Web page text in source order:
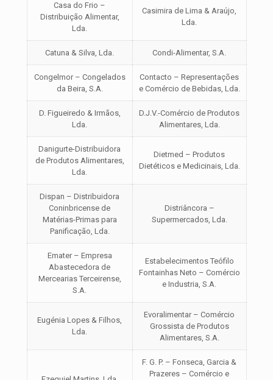
Casa do Frio –
Distribuição Alimentar,
Lda.
Casimira de Lima & Araújo,
Lda.
Catuna & Silva, Lda. Condi-Alimentar, S.A.
Congelmor – Congelados
da Beira, S.A.
Contacto – Representações
e Comércio de Bebidas, Lda.
D. Figueiredo & Irmãos,
Lda.
D.J.V.-Comércio de Produtos
Alimentares, Lda.
Danigurte-Distribuidora
de Produtos Alimentares,
Lda.
Dietmed – Produtos
Dietéticos e Medicinais, Lda.
Dispan – Distribuidora
Coninbricense de
Matérias-Primas para
Panificação, Lda.
Distriâncora –
Supermercados, Lda.
Emater – Empresa
Abastecedora de
Mercearias Terceirense,
S.A.
Estabelecimentos Teófilo
Fontainhas Neto – Comércio
e Industria, S.A.
Eugénia Lopes & Filhos,
Lda.
Evoralimentar – Comércio
Grossista de Produtos
Alimentares, S.A.
F. G. P. – Fonseca, Garcia &
Prazeres – Comércio e